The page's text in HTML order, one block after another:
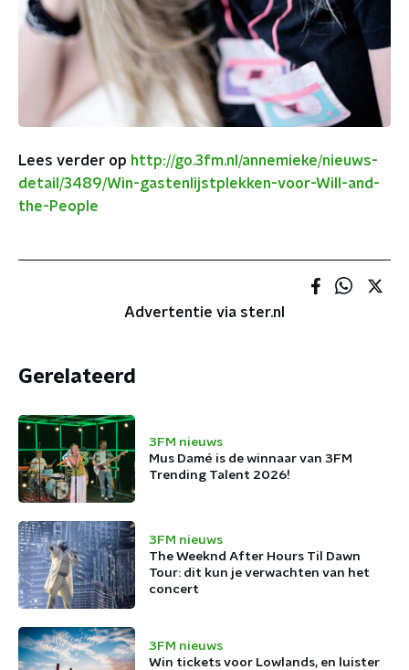
Lees verder op http://go.3fm.nl/annemieke/nieuws-
detail/3489/Win-gastenlijstplekken-voor-Will-and-
the-People
Advertentie via ster.nl
Gerelateerd
3FM nieuws
Mus Damé is de winnaar van 3FM
Trending Talent 2026!
3FM nieuws
The Weeknd After Hours Til Dawn
Tour: dit kun je verwachten van het
concert
3FM nieuws
Win tickets voor Lowlands, en luister